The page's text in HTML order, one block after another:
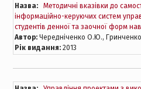
Назва:
Методичні вказівки до
інформаційно-керуючих систем
студентів денної та заочної форм
Автор:Чередніченко О.Ю.,
Рік видання:2013